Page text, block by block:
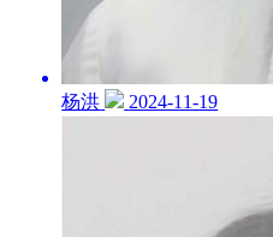
杨洪 2024-11-19